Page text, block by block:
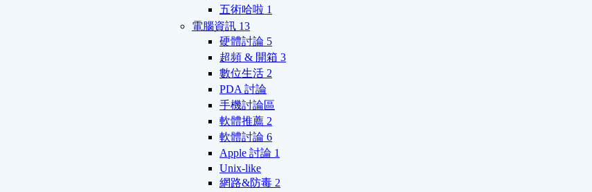
五術哈啦 1
電腦資訊 13
硬體討論 5
超頻 & 開箱 3
數位生活 2
PDA 討論
手機討論區
軟體推薦 2
軟體討論 6
Apple 討論 1
Unix-like
網路&防毒 2